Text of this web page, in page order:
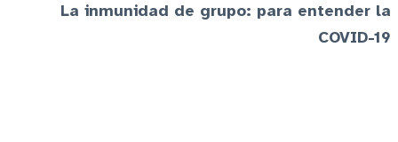
La inmunidad de grupo: para entender la
COVID-19